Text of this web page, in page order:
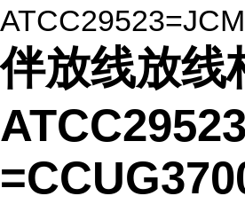
伴放线放线